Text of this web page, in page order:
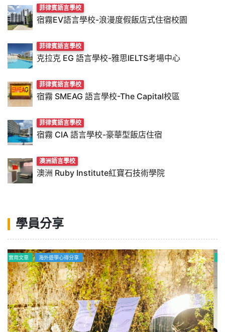
菲律賓語言學校
宿霧EV語言學校-浪漫度假飯店式住宿校園
菲律賓語言學校
克拉克 EG 語言學校-雅思IELTS考場中心
菲律賓語言學校
宿霧 SMEAG 語言學校-The Capital校區
菲律賓語言學校
宿霧 CIA 語言學校-豪華型飯店住宿
澳洲語言學校
澳洲 Ruby Institute紅寶石技術學院
學員分享
海外遊學心得分享